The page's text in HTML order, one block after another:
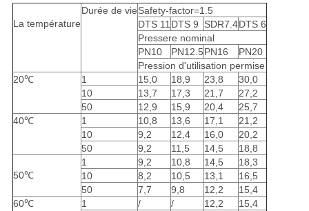
La température
Durée de vieSafety-factor=1.5
DTS 11 DTS 9 SDR7.4DTS 6
Pressere nominal
PN10
PN12.5PN16
PN20
Pression d'utilisation permise
20℃
1 15,0 18,9 23,8
30,0
10
13,7 17,3 21,7
27,2
50
12,9 15,9 20,4
25,7
40℃
1 10,8 13,6 17,1
21,2
10
9,2 12,4 16,0
20,2
50
9,2 11,5 14,5 18,8
50℃
1 9,2 10,8 14,5
18,3
10
8,2 10,5 13,1
16,5
50
7,7 9,8 12,2
15,4
60℃
1 / / 12,2 15,4